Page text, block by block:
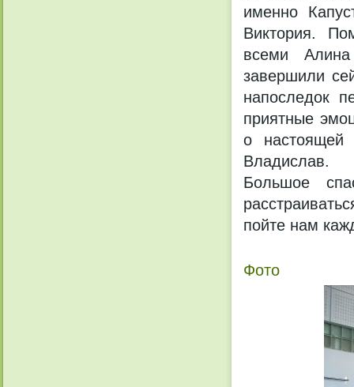
именно
Виктория.
всеми
завершили
напоследок
приятные
о настоящей
Владислав.
Большое
пойте нам
Фото